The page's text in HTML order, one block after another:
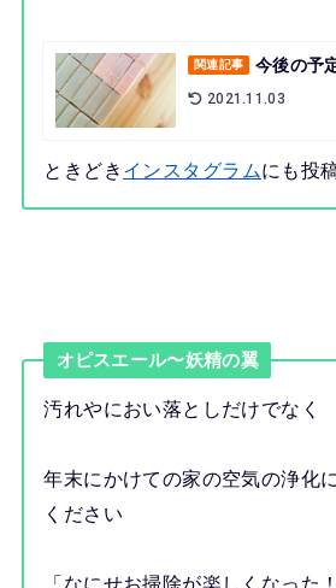
関連記事 今後の予
2021.11.03
ときどき インスタグラムにも投
オピスエール〜妖精の翼
汚れやにおい落としだけでなく
年末にかけての家の空気の浄化
ください
「なにせお掃除が楽しくなった